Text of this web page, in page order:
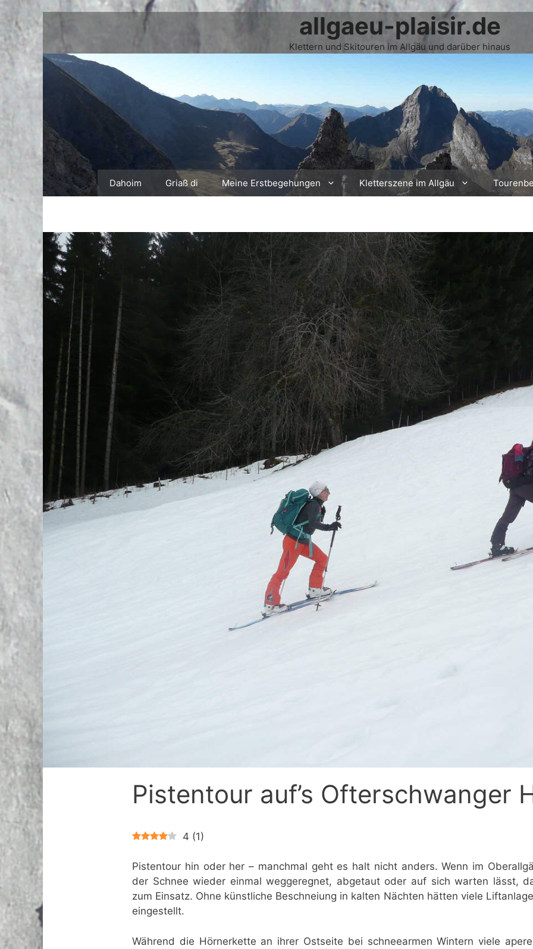
Zum
Inhalt
springen
allgaeu-plaisir.de
Klettern und Skitouren im Allgäu und darüber hinaus
Dahoim Griaß di Meine Erstbegehungen Kletterszene im Allgäu
Pistentour auf’s Ofterschwanger
4 (1)
Pistentour hin oder her – manchmal geht es halt nicht anders. Wenn im
der Schnee wieder einmal weggeregnet, abgetaut oder auf sich warten lässt,
zum Einsatz. Ohne künstliche Beschneiung in kalten Nächten hätten viele
eingestellt.
Während die Hörnerkette an ihrer Ostseite bei schneearmen Wintern viele